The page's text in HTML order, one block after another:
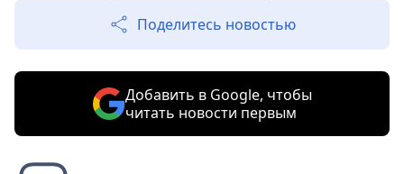
Поделитесь новостью
Добавить в Google, чтобы
читать новости первым